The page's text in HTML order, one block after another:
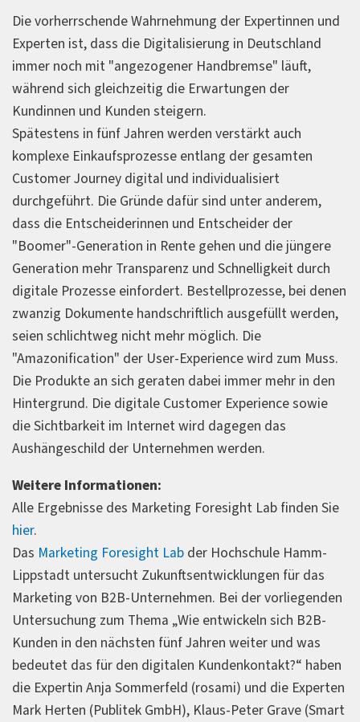
Die vorherrschende Wahrnehmung der Expertinnen und
Experten ist, dass die Digitalisierung in Deutschland
immer noch mit "angezogener Handbremse" läuft,
während sich gleichzeitig die Erwartungen der
Kundinnen und Kunden steigern.
Spätestens in fünf Jahren werden verstärkt auch
komplexe Einkaufsprozesse entlang der gesamten
Customer Journey digital und individualisiert
durchgeführt. Die Gründe dafür sind unter anderem,
dass die Entscheiderinnen und Entscheider der
"Boomer"-Generation in Rente gehen und die jüngere
Generation mehr Transparenz und Schnelligkeit durch
digitale Prozesse einfordert. Bestellprozesse, bei denen
zwanzig Dokumente handschriftlich ausgefüllt werden,
seien schlichtweg nicht mehr möglich. Die
"Amazonification" der User-Experience wird zum Muss.
Die Produkte an sich geraten dabei immer mehr in den
Hintergrund. Die digitale Customer Experience sowie
die Sichtbarkeit im Internet wird dagegen das
Aushängeschild der Unternehmen werden.
Weitere Informationen:
Alle Ergebnisse des Marketing Foresight Lab finden Sie
hier.
Das Marketing Foresight Lab der Hochschule Hamm-
Lippstadt untersucht Zukunftsentwicklungen für das
Marketing von B2B-Unternehmen. Bei der vorliegenden
Untersuchung zum Thema „Wie entwickeln sich B2B-
Kunden in den nächsten fünf Jahren weiter und was
bedeutet das für den digitalen Kundenkontakt?“ haben
die Expertin Anja Sommerfeld (rosami) und die Experten
Mark Herten (Publitek GmbH), Klaus-Peter Grave (Smart